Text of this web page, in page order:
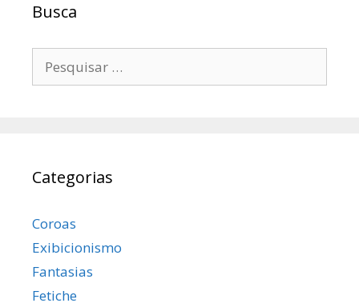
Busca
por:
Categorias
Coroas
Exibicionismo
Fantasias
Fetiche